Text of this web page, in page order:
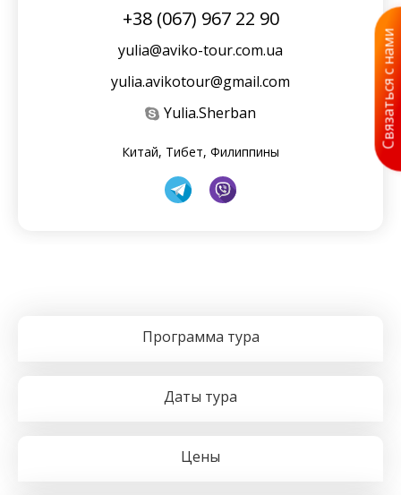
+38 (067) 967 22 90
yulia@aviko-tour.com.ua
yulia.avikotour@gmail.com
Yulia.Sherban
Китай, Тибет, Филиппины
Программа тура
Даты тура
Цены
Связаться с нами